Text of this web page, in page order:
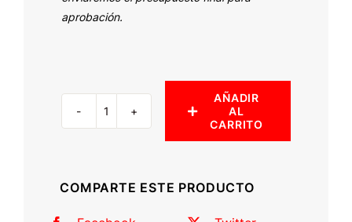
aprobación.
Estribos
AÑADIR
AL
CARRITO
COMPARTE ESTE PRODUCTO